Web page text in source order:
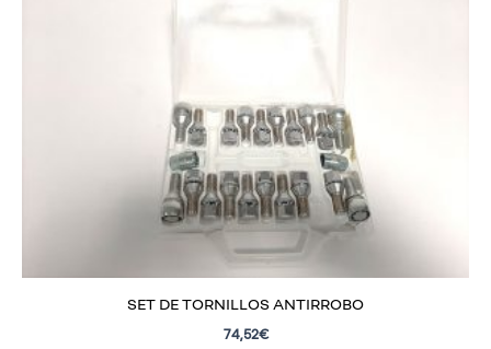
SET DE TORNILLOS ANTIRROBO
74,52€